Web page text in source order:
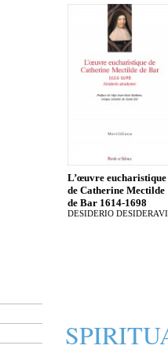
L’œuvre eucharistique
de Catherine Mectilde
de Bar 1614-1698
DESIDERIO DESIDERAVI